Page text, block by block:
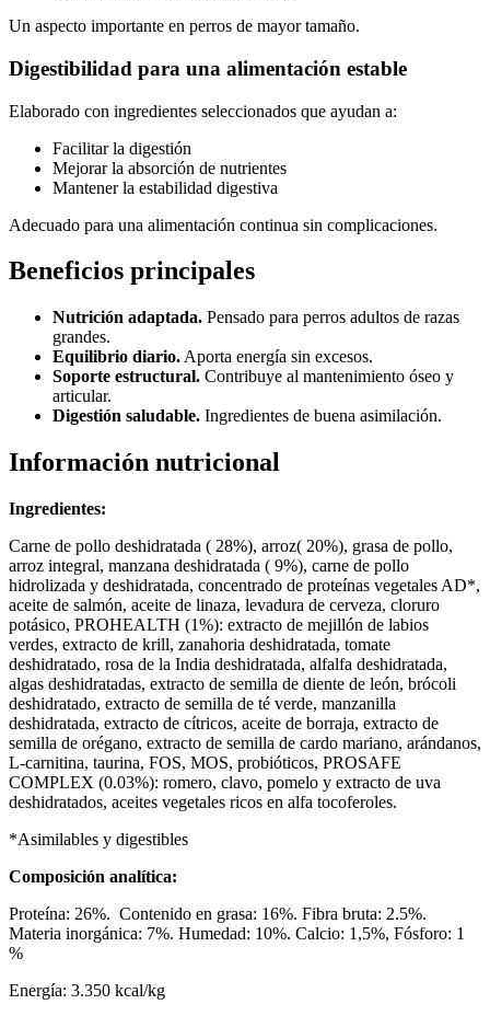
Un aspecto importante en perros de mayor tamaño.
Digestibilidad para una alimentación estable
Elaborado con ingredientes seleccionados que ayudan a:
Facilitar la digestión
Mejorar la absorción de nutrientes
Mantener la estabilidad digestiva
Adecuado para una alimentación continua sin complicaciones.
Beneficios principales
Nutrición adaptada. Pensado para perros adultos de razas
grandes.
Equilibrio diario. Aporta energía sin excesos.
Soporte estructural. Contribuye al mantenimiento óseo y
articular.
Digestión saludable. Ingredientes de buena asimilación.
Información nutricional
Ingredientes:
Carne de pollo deshidratada ( 28%), arroz( 20%), grasa de pollo,
arroz integral, manzana deshidratada ( 9%), carne de pollo
hidrolizada y deshidratada, concentrado de proteínas vegetales AD*,
aceite de salmón, aceite de linaza, levadura de cerveza, cloruro
potásico, PROHEALTH (1%): extracto de mejillón de labios
verdes, extracto de krill, zanahoria deshidratada, tomate
deshidratado, rosa de la India deshidratada, alfalfa deshidratada,
algas deshidratadas, extracto de semilla de diente de león, brócoli
deshidratado, extracto de semilla de té verde, manzanilla
deshidratada, extracto de cítricos, aceite de borraja, extracto de
semilla de orégano, extracto de semilla de cardo mariano, arándanos,
L-carnitina, taurina, FOS, MOS, probióticos, PROSAFE
COMPLEX (0.03%): romero, clavo, pomelo y extracto de uva
deshidratados, aceites vegetales ricos en alfa tocoferoles.
*Asimilables y digestibles
Composición analítica:
Proteína: 26%. Contenido en grasa: 16%. Fibra bruta: 2.5%.
Materia inorgánica: 7%. Humedad: 10%. Calcio: 1,5%, Fósforo: 1
%
Energía: 3.350 kcal/kg